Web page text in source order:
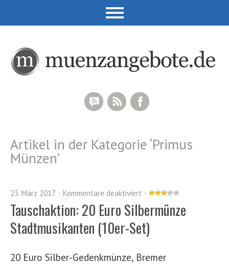
Facebook
RSS Feed
RSS Comments
Artikel in der Kategorie ‘Primus
Münzen’
23. März 2017 Kommentare deaktiviert
Tauschaktion: 20 Euro Silbermünze
Stadtmusikanten (10er-Set)
20 Euro Silber-Gedenkmünze, Bremer